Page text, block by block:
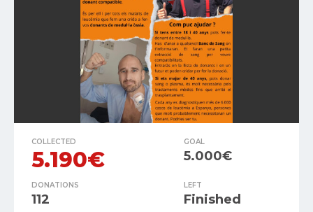
COLLECTED
5.190€
GOAL
5.000€
DONATIONS
112
LEFT
Finished